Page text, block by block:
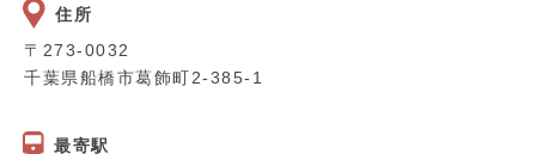
住所
〒273-0032
千葉県船橋市葛飾町2-385-1
最寄駅